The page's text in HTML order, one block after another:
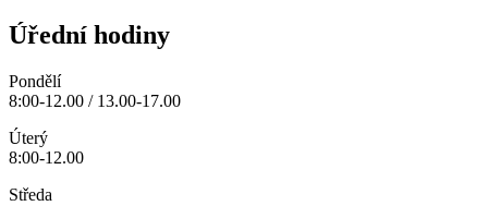
Úřední hodiny
Pondělí
8:00-12.00 / 13.00-17.00
Úterý
8:00-12.00
Středa